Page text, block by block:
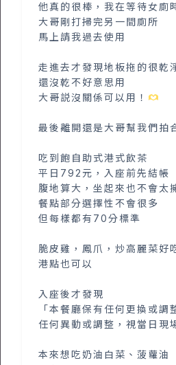
他真的很棒，我在等待女廁
大哥剛打掃完另一間廁所
馬上請我過去使用
走進去才發現地板拖的很乾
還沒乾不好意思用
大哥説沒關係可以用！
最後離開還是大哥幫我們拍
吃到飽自助式港式飲茶
平日792元，入座前先結帳
腹地算大，坐起來也不會太
餐點部分選擇性不會很多
但每樣都有70分標準
脆皮雞，鳳爪，炒高麗菜好
港點也可以
入座後才發現
「本餐廳保有任何更換或調
任何異動或調整，視當日現
本來想吃奶油白菜、菠蘿油